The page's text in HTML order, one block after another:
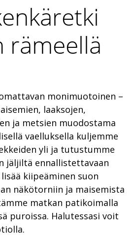
rämeellä
monimuotoinen –
laaksojen,
ja metsien muodostama
vaelluksella kuljemme
yli ja tutustumme
jäljiltä ennallistettavaan
kiipeäminen suon
näkötorniin ja maisemista
matkan patikoimalla
puroissa. Halutessasi voit